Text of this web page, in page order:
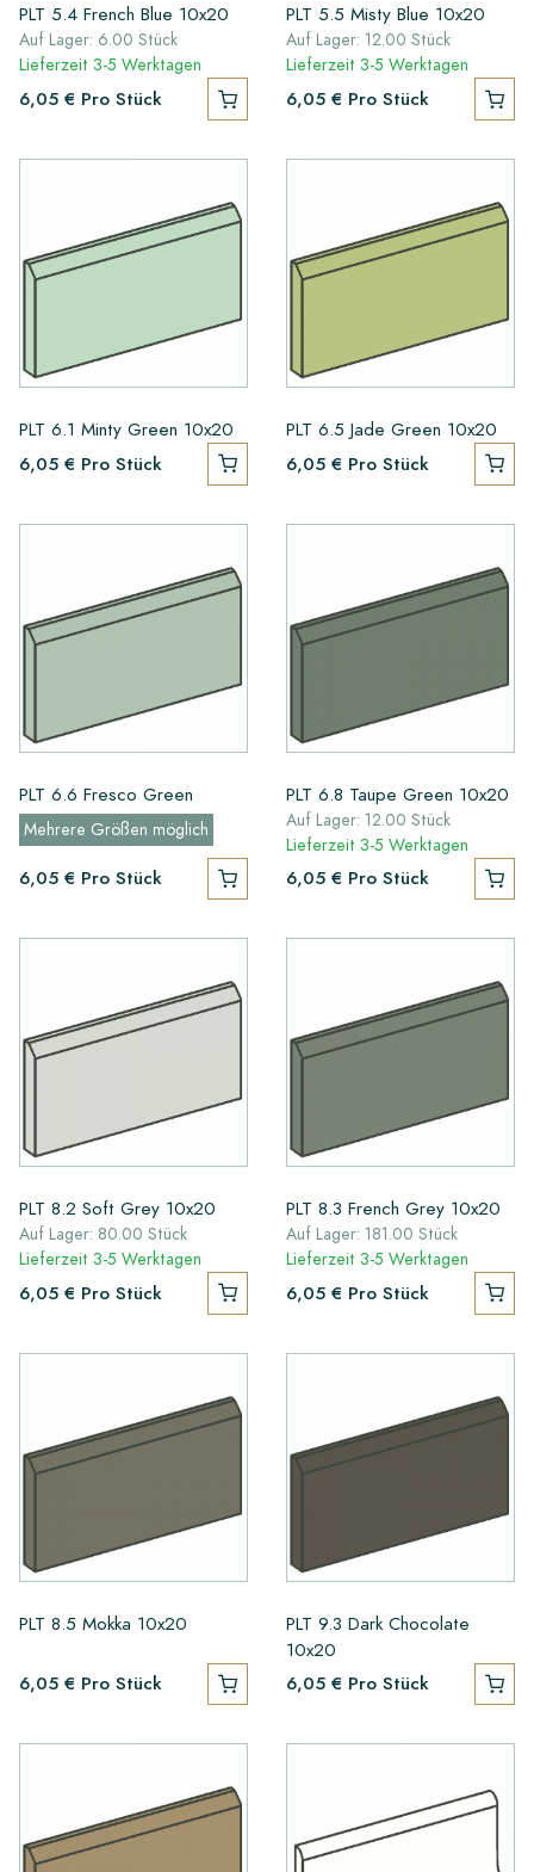
PLT 5.4 French Blue 10x20
Auf Lager: 6.00 Stück
Lieferzeit 3-5 Werktagen
6,05 € Pro Stück
PLT 5.5 Misty Blue 10x20
Auf Lager: 12.00 Stück
Lieferzeit 3-5 Werktagen
6,05 € Pro Stück
PLT 6.1 Minty Green 10x20
6,05 € Pro Stück
PLT 6.5 Jade Green 10x20
6,05 € Pro Stück
PLT 6.6 Fresco Green
Mehrere Größen möglich
6,05 € Pro Stück
PLT 6.8 Taupe Green 10x20
Auf Lager: 12.00 Stück
Lieferzeit 3-5 Werktagen
6,05 € Pro Stück
PLT 8.2 Soft Grey 10x20
Auf Lager: 80.00 Stück
Lieferzeit 3-5 Werktagen
6,05 € Pro Stück
PLT 8.3 French Grey 10x20
Auf Lager: 181.00 Stück
Lieferzeit 3-5 Werktagen
6,05 € Pro Stück
PLT 8.5 Mokka 10x20
6,05 € Pro Stück
PLT 9.3 Dark Chocolate
10x20
6,05 € Pro Stück